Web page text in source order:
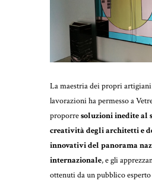
La maestria dei propri artigiani
lavorazioni ha permesso a
proporresoluzioni inedite al
creatività degli architetti e
innovativi del panorama
internazionale, e gli
ottenuti da un pubblico